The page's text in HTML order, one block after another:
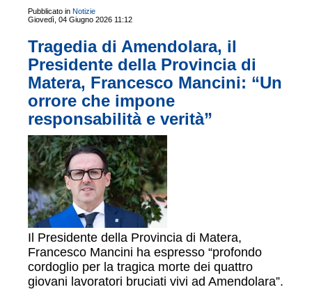
Pubblicato in Notizie
Giovedì, 04 Giugno 2026 11:12
Tragedia di Amendolara, il
Presidente della Provincia di
Matera, Francesco Mancini: “Un
orrore che impone
responsabilità e verità”
Il Presidente della Provincia di Matera,
Francesco Mancini ha espresso “profondo
cordoglio per la tragica morte dei quattro
giovani lavoratori bruciati vivi ad Amendolara”.